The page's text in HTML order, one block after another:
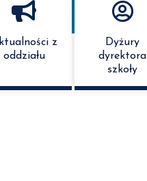
z
oddziału
Dyżury
dyrektora
szkoły